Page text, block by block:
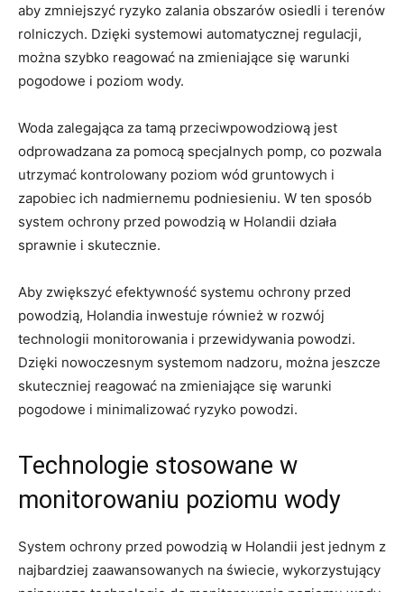
aby zmniejszyć⁤ ryzyko ⁣zalania obszarów⁢ osiedli i terenów
rolniczych.⁣ Dzięki systemowi automatycznej regulacji,‍
można szybko reagować na⁢ zmieniające⁤ się warunki​
pogodowe i poziom⁢ wody.
Woda zalegająca za tamą przeciwpowodziową jest
odprowadzana‍ za pomocą specjalnych‌ pomp, co pozwala
utrzymać⁤ kontrolowany poziom wód gruntowych i
zapobiec ich nadmiernemu⁤ podniesieniu. ​W ten sposób
system ⁢ochrony przed ⁢powodzią w‍ Holandii działa
sprawnie i ​skutecznie.
Aby zwiększyć⁢ efektywność systemu ochrony przed
⁢powodzią, Holandia inwestuje⁢ również w rozwój
technologii monitorowania i przewidywania powodzi.
Dzięki nowoczesnym systemom nadzoru,⁣ można ⁣jeszcze
⁤skuteczniej reagować na zmieniające się warunki
pogodowe i minimalizować ryzyko powodzi.
Technologie stosowane w
monitorowaniu poziomu⁤ wody
System ochrony ⁤przed powodzią ​w Holandii jest jednym z
najbardziej zaawansowanych na świecie, wykorzystujący